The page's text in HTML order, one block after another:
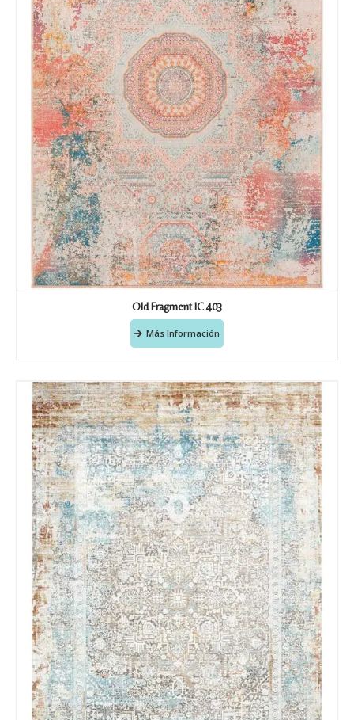
Old Fragment IC 403
Más Información